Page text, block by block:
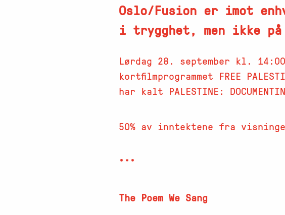
Oslo/Fusion er imot
i trygghet, men ikke på
Lørdag 28. september kl.
kortfilmprogrammet FREE
har kalt PALESTINE:
50% av inntektene fra
***
The Poem We Sang